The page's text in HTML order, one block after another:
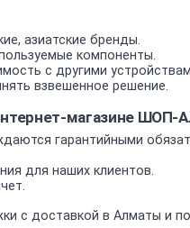
азиатские бренды.
компоненты.
с другими
взвешенное решение.
магазине
гарантийными
для наших клиентов.
с доставкой в Алматы и